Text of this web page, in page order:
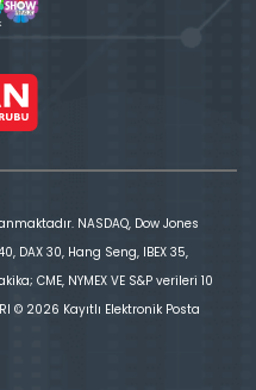
NASDAQ, Dow Jones
DAX 30, Hang Seng, IBEX 35,
CME, NYMEX VE S&P verileri 10
© 2026 Kayıtlı Elektronik Posta